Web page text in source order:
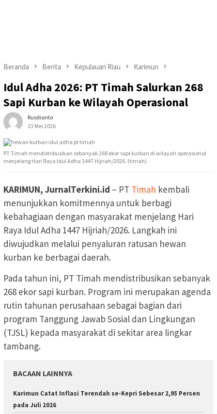
Beranda Berita Kepulauan Riau Karimun
Idul Adha 2026: PT Timah Salurkan 268
Sapi Kurban ke Wilayah Operasional
Rusdianto
23 Mei 2026
PT Timah mendistribusikan sebanyak 268 ekor sapi kurban di wilayah operasional
menjelang Hari Raya Idul Adha 1447 Hijriah/2026. (timah)
KARIMUN, JurnalTerkini.id – PT Timah kembali
menunjukkan komitmennya untuk berbagi
kebahagiaan dengan masyarakat menjelang Hari
Raya Idul Adha 1447 Hijriah/2026. Langkah ini
diwujudkan melalui penyaluran ratusan hewan
kurban ke berbagai daerah.
Pada tahun ini, PT Timah mendistribusikan sebanyak
268 ekor sapi kurban. Program ini merupakan agenda
rutin tahunan perusahaan sebagai bagian dari
program Tanggung Jawab Sosial dan Lingkungan
(TJSL) kepada masyarakat di sekitar area lingkar
tambang.
BACAAN LAINNYA
Karimun Catat Inflasi Terendah se-Kepri Sebesar 2,95 Persen
pada Juli 2026